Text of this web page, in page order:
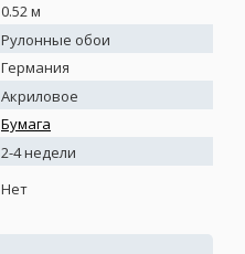
0.52 м
Рулонные обои
Германия
Акриловое
Бумага
2-4 недели
Нет